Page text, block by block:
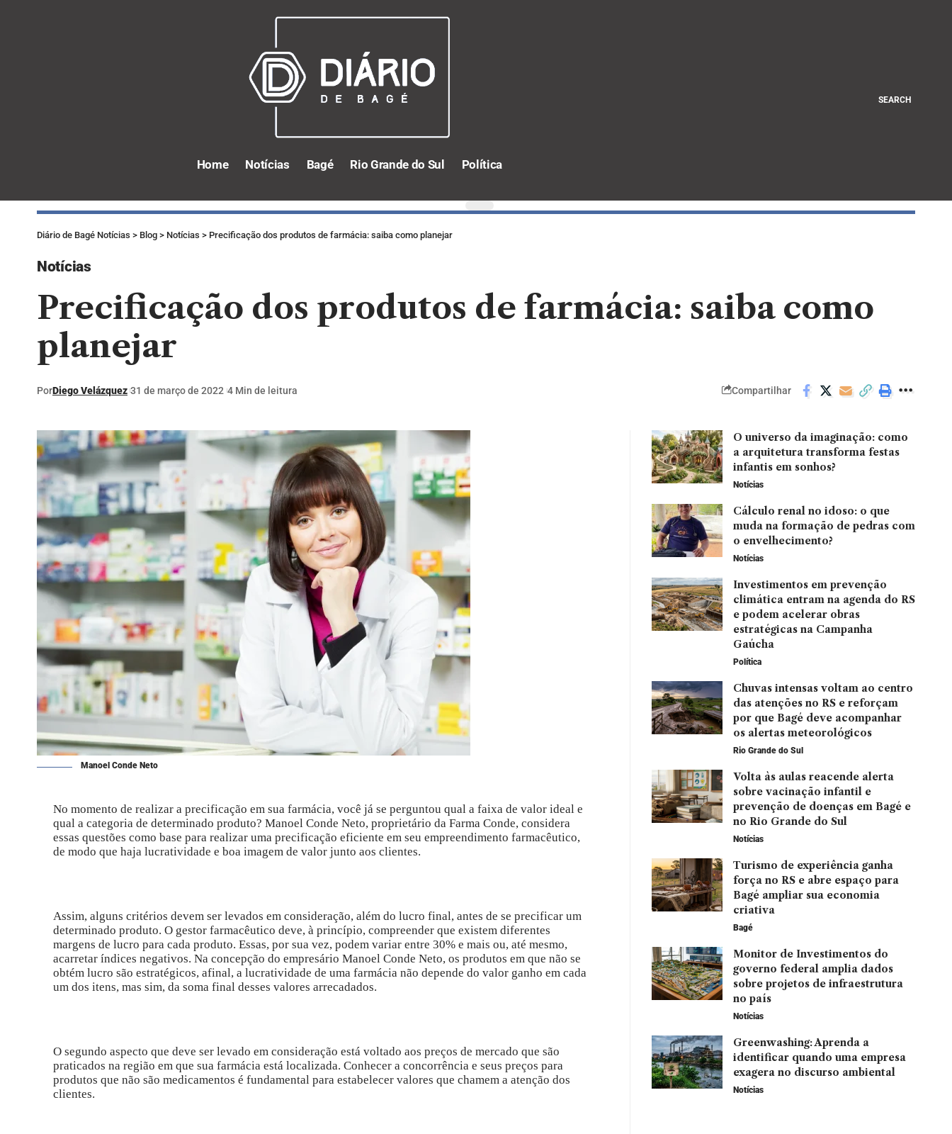
Home Notícias Bagé Rio Grande do Sul Política
SEARCH
Diário de Bagé Notícias > Blog > Notícias > Precificação dos produtos de farmácia: saiba como planejar
Notícias
Precificação dos produtos de farmácia: saiba como
planejar
PorDiego Velázquez 31 de março de 2022 4 Min de leitura Compartilhar
Manoel Conde Neto
No momento de realizar a precificação em sua farmácia, você já se perguntou qual a faixa de valor ideal e
qual a categoria de determinado produto? Manoel Conde Neto, proprietário da Farma Conde, considera
essas questões como base para realizar uma precificação eficiente em seu empreendimento farmacêutico,
de modo que haja lucratividade e boa imagem de valor junto aos clientes.
Assim, alguns critérios devem ser levados em consideração, além do lucro final, antes de se precificar um
determinado produto. O gestor farmacêutico deve, à princípio, compreender que existem diferentes
margens de lucro para cada produto. Essas, por sua vez, podem variar entre 30% e mais ou, até mesmo,
acarretar índices negativos. Na concepção do empresário Manoel Conde Neto, os produtos em que não se
obtém lucro são estratégicos, afinal, a lucratividade de uma farmácia não depende do valor ganho em cada
um dos itens, mas sim, da soma final desses valores arrecadados.
O segundo aspecto que deve ser levado em consideração está voltado aos preços de mercado que são
praticados na região em que sua farmácia está localizada. Conhecer a concorrência e seus preços para
produtos que não são medicamentos é fundamental para estabelecer valores que chamem a atenção dos
clientes.
O universo da imaginação: como
a arquitetura transforma festas
infantis em sonhos?
Notícias
Cálculo renal no idoso: o que
muda na formação de pedras com
o envelhecimento?
Notícias
Investimentos em prevenção
climática entram na agenda do RS
e podem acelerar obras
estratégicas na Campanha
Gaúcha
Política
Chuvas intensas voltam ao centro
das atenções no RS e reforçam
por que Bagé deve acompanhar
os alertas meteorológicos
Rio Grande do Sul
Volta às aulas reacende alerta
sobre vacinação infantil e
prevenção de doenças em Bagé e
no Rio Grande do Sul
Notícias
Turismo de experiência ganha
força no RS e abre espaço para
Bagé ampliar sua economia
criativa
Bagé
Monitor de Investimentos do
governo federal amplia dados
sobre projetos de infraestrutura
no país
Notícias
Greenwashing: Aprenda a
identificar quando uma empresa
exagera no discurso ambiental
Notícias